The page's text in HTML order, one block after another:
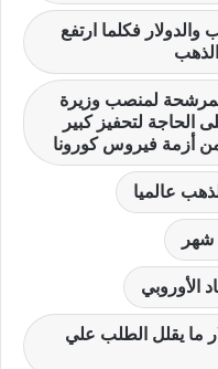
والدولار فكلما ارتفع
المرشحة لمنصب وزيرة
الحاجة لتحفيز كبير
أزمة فيروس كورونا
شهر
الأوروبي
دولار ما يقلل الطلب علي